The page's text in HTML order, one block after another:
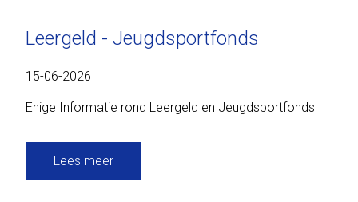
Leergeld - Jeugdsportfonds
15-06-2026
Enige Informatie rond Leergeld en Jeugdsportfonds
Lees meer